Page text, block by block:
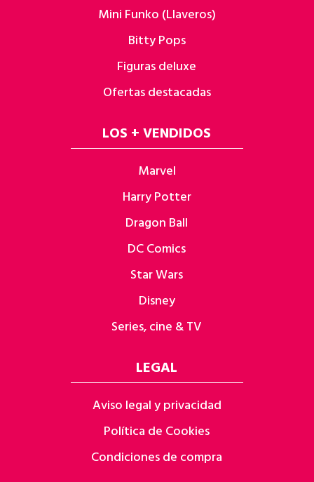
Mini Funko (Llaveros)
Bitty Pops
Figuras deluxe
Ofertas destacadas
LOS + VENDIDOS
Marvel
Harry Potter
Dragon Ball
DC Comics
Star Wars
Disney
Series, cine & TV
LEGAL
Aviso legal y privacidad
Política de Cookies
Condiciones de compra